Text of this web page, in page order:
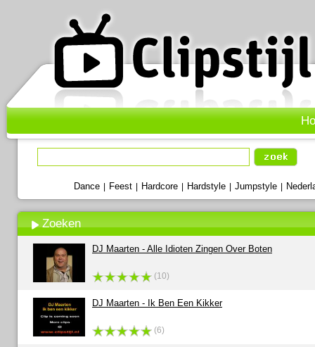
Dance Feest Hardcore Hardstyle Jumpstyle
Zoeken
DJ Maarten - Alle Idioten Zingen Over Boten
(10)
DJ Maarten - Ik Ben Een Kikker
(6)